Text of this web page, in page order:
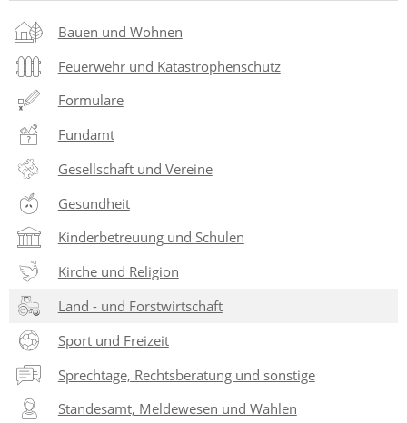
Bauen und Wohnen
Feuerwehr und Katastrophenschutz
Formulare
Fundamt
Gesellschaft und Vereine
Gesundheit
Kinderbetreuung und Schulen
Kirche und Religion
Land - und Forstwirtschaft
Sport und Freizeit
Sprechtage, Rechtsberatung und sonstige
Standesamt, Meldewesen und Wahlen